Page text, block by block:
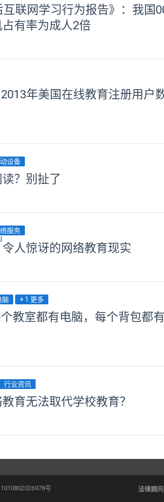
互联网学习行为报告》：我国
有率为成人2倍
2013年美国在线教育注册用户
设备
？别扯了
服务
令人惊讶的网络教育现实
脑 + 1 更多
教室都有电脑，每个背包都
行业资讯
育无法取代学校教育？
号 法律顾问